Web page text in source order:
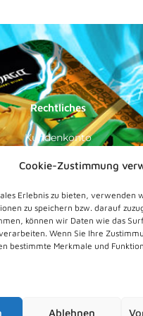
Cookie-Zustimmung
Erlebnis zu bieten, verwenden
zu speichern bzw. darauf
können wir Daten wie das
Wenn Sie Ihre
bestimmte Merkmale und
Ablehnen
Rechtliches
Kundenkonto
Impressum
Cookies (EU)
Vertrag widerrufen
Kontakt